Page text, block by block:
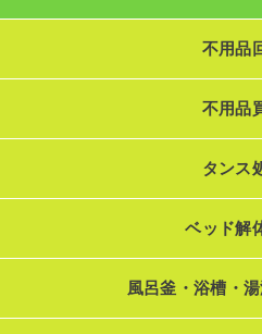
不用品
不用品
タンス
ベッド解
風呂釜・浴槽・